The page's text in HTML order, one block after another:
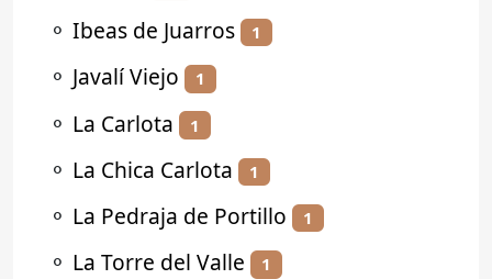
⚬ Ibeas de Juarros 1
⚬ Javalí Viejo 1
⚬ La Carlota 1
⚬ La Chica Carlota 1
⚬ La Pedraja de Portillo 1
⚬ La Torre del Valle 1